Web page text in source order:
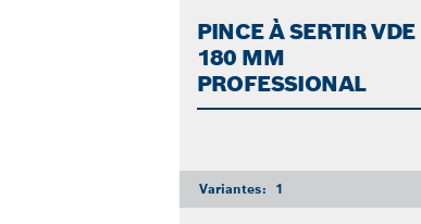
PINCE À SERTIR VDE
180 MM
PROFESSIONAL
Variantes: 1